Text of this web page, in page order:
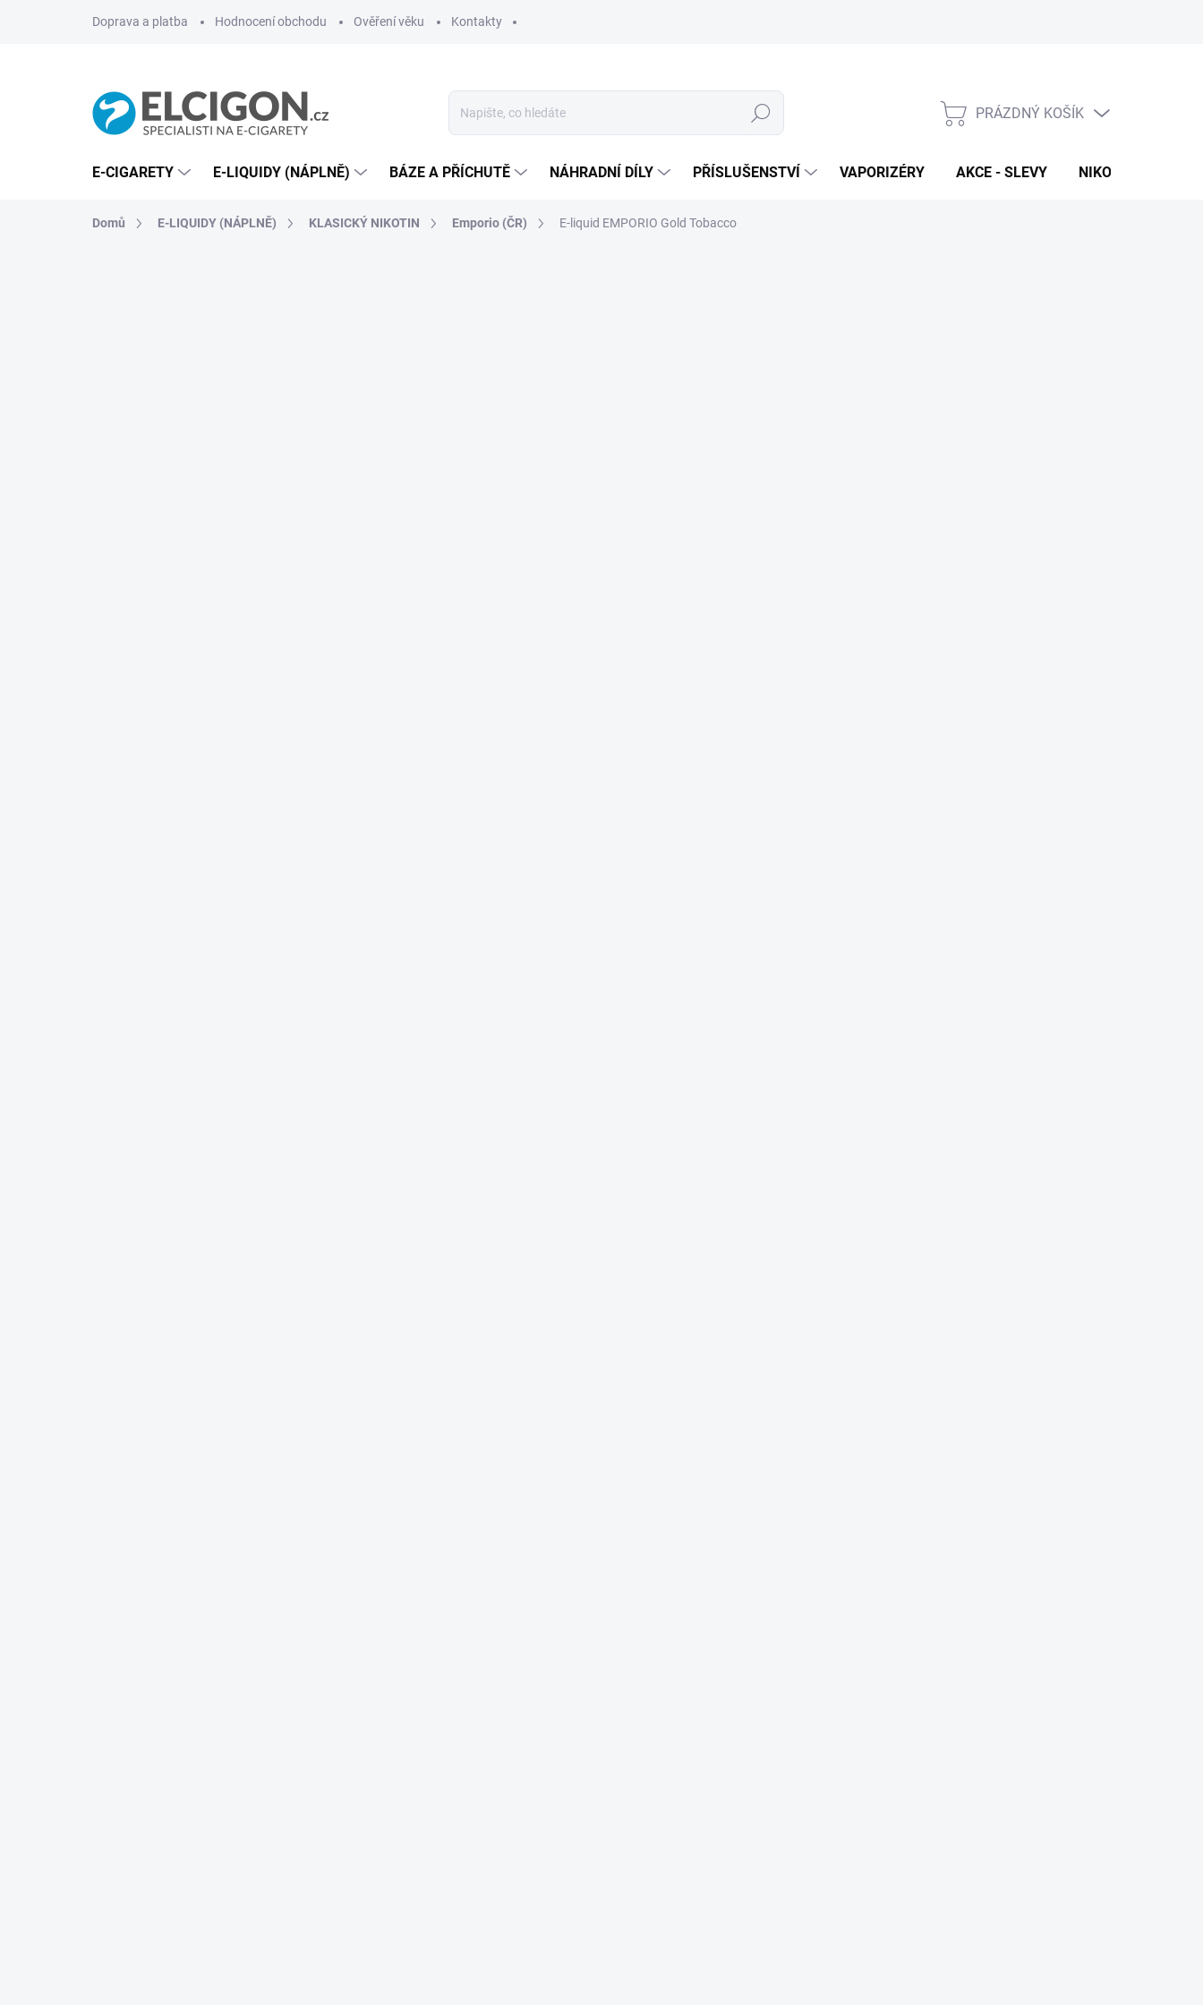
Doprava a platba Hodnocení obchodu Ověření věku Kontakty
Hledat
NÁKUPNÍ
PRÁZDNÝ KOŠÍK
E-CIGARETY E-LIQUIDY (NÁPLNĚ) BÁZE A PŘÍCHUTĚ NÁHRADNÍ DÍLY PŘÍSLUŠENSTVÍ VAPORIZÉRY AKCE - SLEVY NIKOTINOVÉ
Domů E-LIQUIDY (NÁPLNĚ) KLASICKÝ NIKOTIN Emporio (ČR) E-liquid EMPORIO Gold Tobacco